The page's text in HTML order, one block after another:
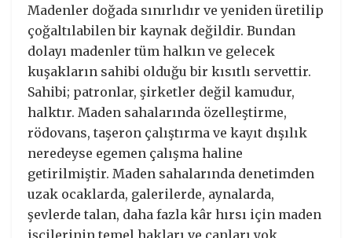
Madenler doğada sınırlıdır ve yeniden üretilip
çoğaltılabilen bir kaynak değildir. Bundan
dolayı madenler tüm halkın ve gelecek
kuşakların sahibi olduğu bir kısıtlı servettir.
Sahibi; patronlar, şirketler değil kamudur,
halktır. Maden sahalarında özelleştirme,
rödovans, taşeron çalıştırma ve kayıt dışılık
neredeyse egemen çalışma haline
getirilmiştir. Maden sahalarında denetimden
uzak ocaklarda, galerilerde, aynalarda,
şevlerde talan, daha fazla kâr hırsı için maden
işçilerinin temel hakları ve canları yok